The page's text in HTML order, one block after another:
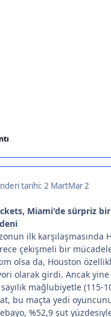
tarihi: 2 MartMar 2
Miami'de sürpriz bir
ilk karşılaşmasında
çekişmeli bir
olsa da, Houston
olarak girdi. Ancak
mağlubiyetle (115-
bu maçta yedi
%52,9 şut